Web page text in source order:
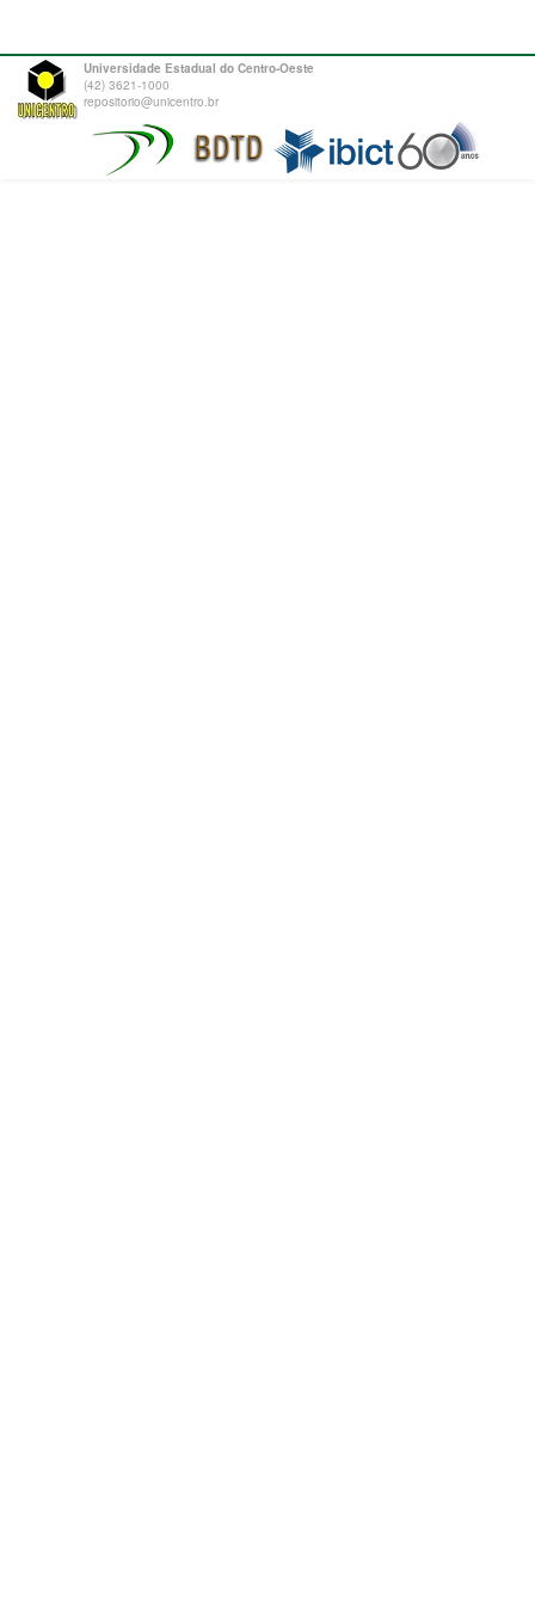
Universidade Estadual do Centro-Oeste
(42) 3621-1000
repositorio@unicentro.br